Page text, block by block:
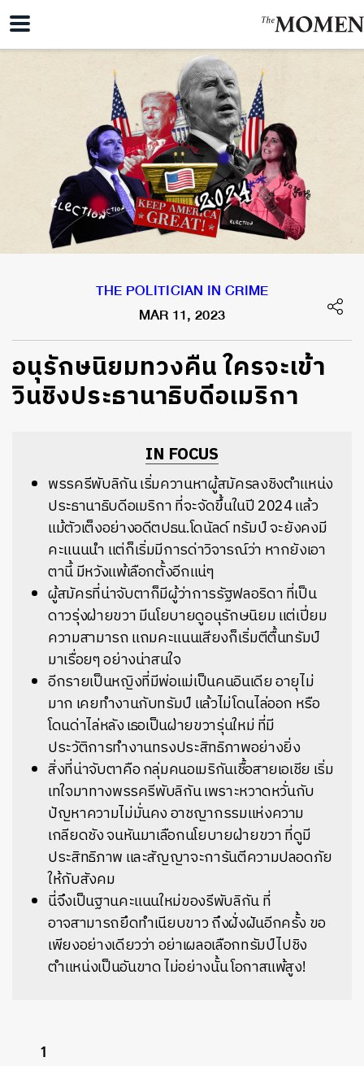
THE POLITICIAN IN CRIME
MAR 11, 2023
อนุรักษนิยมทวงคืน ใครจะเข้า
วินชิงประธานาธิบดีอเมริกา
IN FOCUS
พรรครีพับลิกัน เริ่มควานหาผู้สมัครลงชิงตำแหน่ง
ประธานาธิบดีอเมริกา ที่จะจัดขึ้นในปี 2024 แล้ว
แม้ตัวเต็งอย่างอดีตปธน.โดนัลด์ ทรัมป์ จะยังคงมี
คะแนนนำ แต่ก็เริ่มมีการด่าวิจารณ์ว่า หากยังเอา
ตานี้ มีหวังแพ้เลือกตั้งอีกแน่ๆ
ผู้สมัครที่น่าจับตาก็มีผู้ว่าการรัฐฟลอริดา ที่เป็น
ดาวรุ่งฝ่ายขวา มีนโยบายดูอนุรักษนิยม แต่เปี่ยม
ความสามารถ แถมคะแนนเสียงก็เริ่มตีตื้นทรัมป์
มาเรื่อยๆ อย่างน่าสนใจ
อีกรายเป็นหญิงที่มีพ่อแม่เป็นคนอินเดีย อายุไม่
มาก เคยทำงานกับทรัมป์ แล้วไม่โดนไล่ออก หรือ
โดนด่าไล่หลัง เธอเป็นฝ่ายขวารุ่นใหม่ ที่มี
ประวัติการทำงานทรงประสิทธิภาพอย่างยิ่ง
สิ่งที่น่าจับตาคือ กลุ่มคนอเมริกันเชื้อสายเอเชีย เริ่ม
เทใจมาทางพรรครีพับลิกัน เพราะหวาดหวั่นกับ
ปัญหาความไม่มั่นคง อาชญากรรมแห่งความ
เกลียดชัง จนหันมาเลือกนโยบายฝ่ายขวา ที่ดูมี
ประสิทธิภาพ และสัญญาจะการันตีความปลอดภัย
ให้กับสังคม
นี่จึงเป็นฐานคะแนนใหม่ของรีพับลิกัน ที่
อาจสามารถยึดทำเนียบขาว ถึงฝั่งฝันอีกครั้ง ขอ
เพียงอย่างเดียวว่า อย่าเผลอเลือกทรัมป์ไปชิง
ตำแหน่งเป็นอันขาด ไม่อย่างนั้น โอกาสแพ้สูง!
1